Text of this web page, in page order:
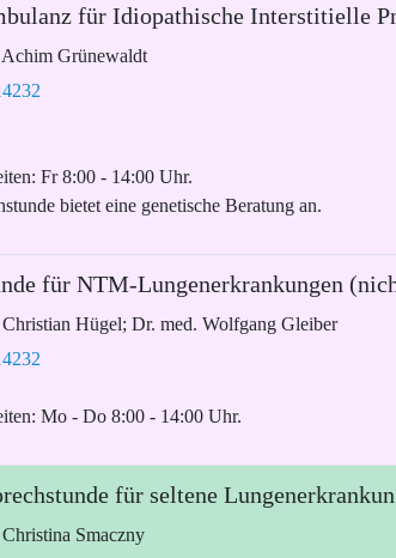
für Idiopathische Interstitielle
Grünewaldt
Fr 8:00 - 14:00 Uhr.
bietet eine genetische Beratung an.
für NTM-Lungenerkrankungen
Hügel; Dr. med. Wolfgang Gleiber
Mo - Do 8:00 - 14:00 Uhr.
für seltene
Smaczny